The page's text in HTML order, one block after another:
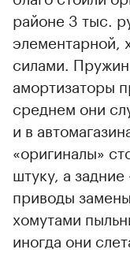
районе 3 тыс.
элементарной,
силами.
амортизаторы
среднем они
и в
«оригиналы»
штуку, а
приводы
хомутами
иногда они